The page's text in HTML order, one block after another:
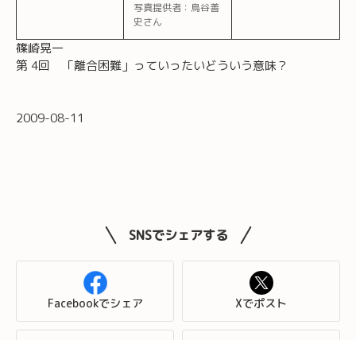
写真提供者：鳥谷善
史さん
篠崎晃一
第 4回 「離合困難」っていったいどういう意味？
2009-08-11
SNSでシェアする
Facebookでシェア Xでポスト